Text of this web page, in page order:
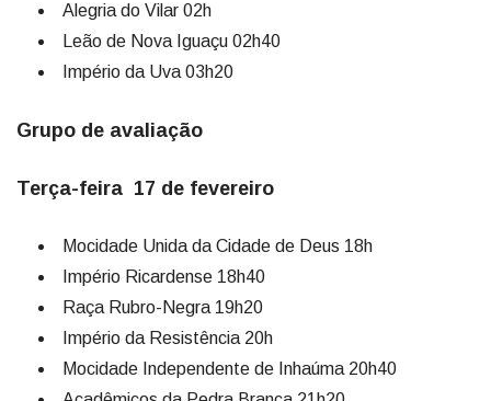
Alegria do Vilar 02h
Leão de Nova Iguaçu 02h40
Império da Uva 03h20
Grupo de avaliação
Terça-feira 17 de fevereiro
Mocidade Unida da Cidade de Deus 18h
Império Ricardense 18h40
Raça Rubro-Negra 19h20
Império da Resistência 20h
Mocidade Independente de Inhaúma 20h40